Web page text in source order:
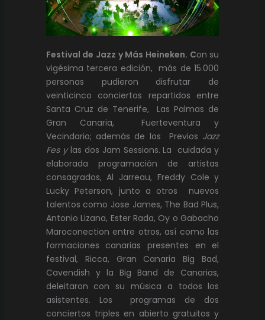
Festival de Jazz y Más Heineken. Con su
vigésima tercera edición, más de 15.000
personas pudieron disfrutar de
veinticinco conciertos repartidos entre
Santa Cruz de Tenerife, Las Palmas de
Gran Canaria, Fuerteventura y
Vecindario; además de los Previos Jazz
Fes ylas dos Jam Sessions. La cuidada y
elaborada programación de artistas
consagrados, Al Jarreau, Freddy Cole y
Lucky Peterson, junto a otros nuevos
talentos como Jose James, The Bad Plus,
Antonio Lizana, Ester Rada, Oy o Gabacho
Maroconection entre otros, así como las
formaciones canarias presentes en el
festival, Ricca, Gran Canaria Big Bad,
Cavendish y la Big Band de Canarias,
deleitaron con su música a todos los
asistentes. Los programas de dos
conciertos triples en abierto gratuitos y